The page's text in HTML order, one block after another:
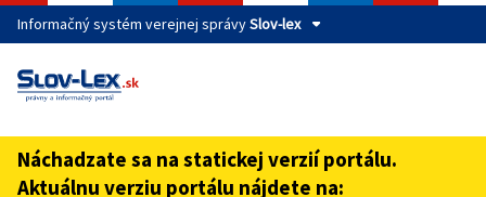
Informačný systém verejnej správySlov-lex
Táto stránka je zabezpečená
cez zabezpečenú webovú stránku verejnej správy SR.
Zabezpečená stránka vždy začína https:// pred názvom
domény webového sídla.
Náchadzate sa na statickej verzií portálu.
Aktuálnu verziu portálu nájdete na: